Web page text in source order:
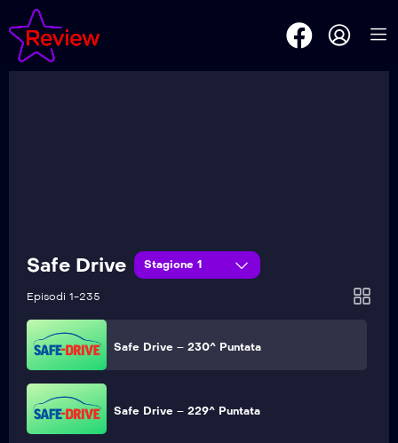
Safe Drive Stagione 1
Episodi 1-235
Safe Drive – 231^ Puntata
Safe Drive – 230^ Puntata
Safe Drive – 229^ Puntata